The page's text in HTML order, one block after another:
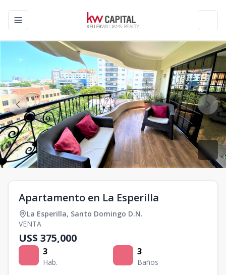
Toggle navigation menu
Apartamento en La Esperilla
La Esperilla, Santo Domingo D.N.
VENTA
US$ 375,000
3
Hab.
3
Baños